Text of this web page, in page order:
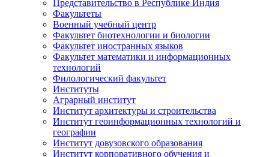
Представительство в Республике Индия
Факультеты
Военный учебный центр
Факультет биотехнологии и биологии
Факультет иностранных языков
Факультет математики и информационных
технологий
Филологический факультет
Институты
Аграрный институт
Институт архитектуры и строительства
Институт геоинформационных технологий и
географии
Институт довузовского образования
Институт корпоративного обучения и